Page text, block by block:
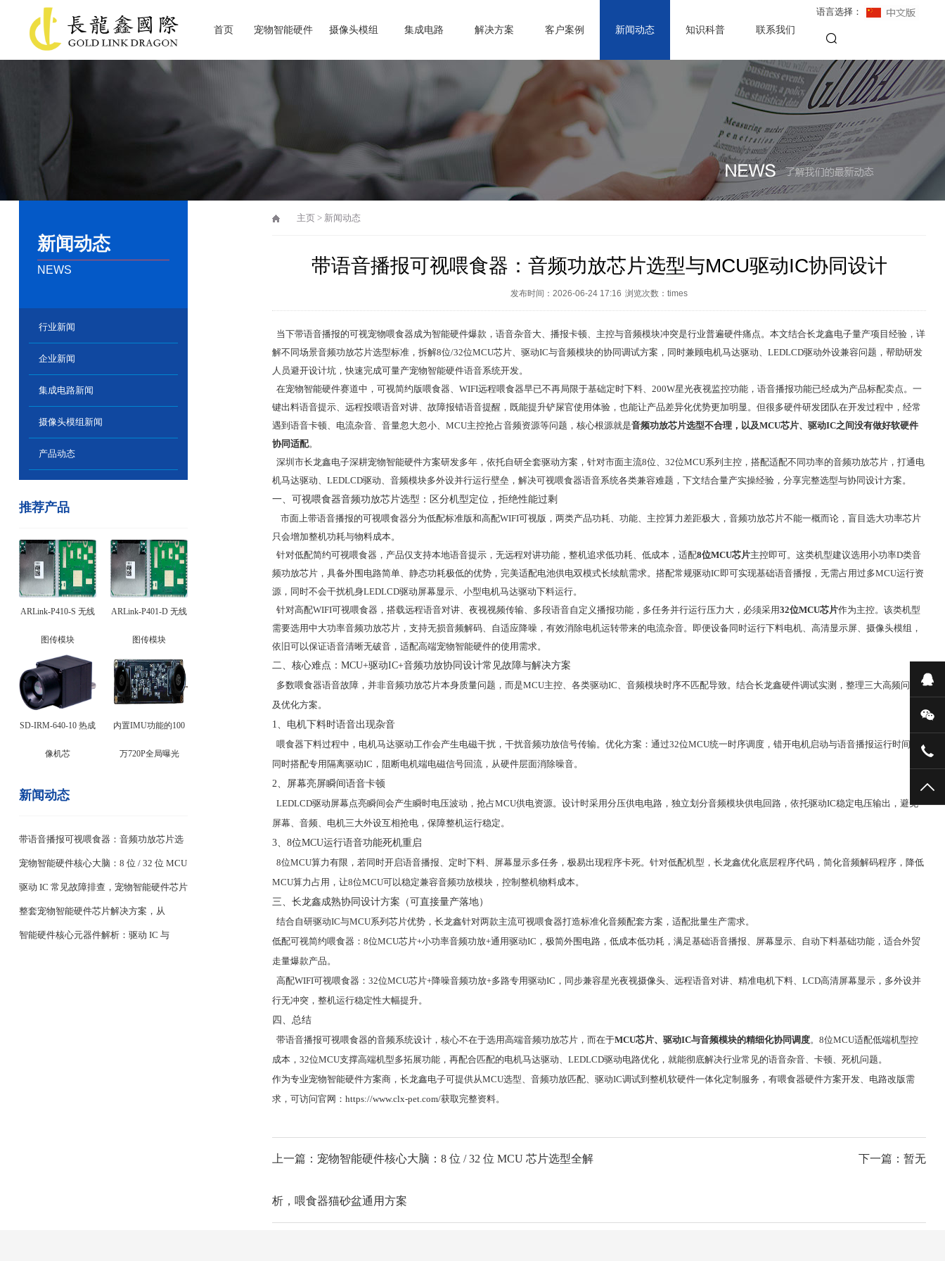
首页 宠物智能硬件 摄像头模组 集成电路 解决方案 客户案例 新闻动态 知识科普 联系我们
语言选择：
新闻动态
NEWS
行业新闻
企业新闻
集成电路新闻
摄像头模组新闻
产品动态
推荐产品
ARLink-P410-S 无线
图传模块
ARLink-P401-D 无线
图传模块
SD-IRM-640-10 热成
像机芯
内置IMU功能的100
万720P全局曝光
新闻动态
带语音播报可视喂食器：音频功放芯片选
型与MCU驱动IC协同设计
宠物智能硬件核心大脑：8 位 / 32 位 MCU
芯片选型全解析，喂食器猫砂盆通用方案
驱动 IC 常见故障排查，宠物智能硬件芯片
异常快速解决技巧
整套宠物智能硬件芯片解决方案，从
MCU 到各类驱动 IC 整合落地
智能硬件核心元器件解析：驱动 IC 与
主页 > 新闻动态
带语音播报可视喂食器：音频功放芯片选型与MCU驱动IC协同设计
发布时间：2026-06-24 17:16 浏览次数： times
当下带语音播报的可视宠物喂食器成为智能硬件爆款，语音杂音大、播报卡顿、主控与音频模块冲突是行业普遍硬件痛点。本文结合长龙鑫电子量产项目经验，详
解不同场景音频功放芯片选型标准，拆解8位/32位MCU芯片、驱动IC与音频模块的协同调试方案，同时兼顾电机马达驱动、LEDLCD驱动外设兼容问题，帮助研发
人员避开设计坑，快速完成可量产宠物智能硬件语音系统开发。
在宠物智能硬件赛道中，可视简约版喂食器、WIFI远程喂食器早已不再局限于基础定时下料、200W星光夜视监控功能，语音播报功能已经成为产品标配卖点。一
键出料语音提示、远程投喂语音对讲、故障报错语音提醒，既能提升铲屎官使用体验，也能让产品差异化优势更加明显。但很多硬件研发团队在开发过程中，经常
遇到语音卡顿、电流杂音、音量忽大忽小、MCU主控抢占音频资源等问题，核心根源就是音频功放芯片选型不合理，以及MCU芯片、驱动IC之间没有做好软硬件
协同适配。
深圳市长龙鑫电子深耕宠物智能硬件方案研发多年，依托自研全套驱动方案，针对市面主流8位、32位MCU系列主控，搭配适配不同功率的音频功放芯片，打通电
机马达驱动、LEDLCD驱动、音频模块多外设并行运行壁垒，解决可视喂食器语音系统各类兼容难题，下文结合量产实操经验，分享完整选型与协同设计方案。
一、可视喂食器音频功放芯片选型：区分机型定位，拒绝性能过剩
市面上带语音播报的可视喂食器分为低配标准版和高配WIFI可视版，两类产品功耗、功能、主控算力差距极大，音频功放芯片不能一概而论，盲目选大功率芯片
只会增加整机功耗与物料成本。
针对低配简约可视喂食器，产品仅支持本地语音提示，无远程对讲功能，整机追求低功耗、低成本，适配8位MCU芯片主控即可。这类机型建议选用小功率D类音
频功放芯片，具备外围电路简单、静态功耗极低的优势，完美适配电池供电双模式长续航需求。搭配常规驱动IC即可实现基础语音播报，无需占用过多MCU运行资
源，同时不会干扰机身LEDLCD驱动屏幕显示、小型电机马达驱动下料运行。
针对高配WIFI可视喂食器，搭载远程语音对讲、夜视视频传输、多段语音自定义播报功能，多任务并行运行压力大，必须采用32位MCU芯片作为主控。该类机型
需要选用中大功率音频功放芯片，支持无损音频解码、自适应降噪，有效消除电机运转带来的电流杂音。即便设备同时运行下料电机、高清显示屏、摄像头模组，
依旧可以保证语音清晰无破音，适配高端宠物智能硬件的使用需求。
二、核心难点：MCU+驱动IC+音频功放协同设计常见故障与解决方案
多数喂食器语音故障，并非音频功放芯片本身质量问题，而是MCU主控、各类驱动IC、音频模块时序不匹配导致。结合长龙鑫硬件调试实测，整理三大高频问题
及优化方案。
1、电机下料时语音出现杂音
喂食器下料过程中，电机马达驱动工作会产生电磁干扰，干扰音频功放信号传输。优化方案：通过32位MCU统一时序调度，错开电机启动与语音播报运行时间；
同时搭配专用隔离驱动IC，阻断电机端电磁信号回流，从硬件层面消除噪音。
2、屏幕亮屏瞬间语音卡顿
LEDLCD驱动屏幕点亮瞬间会产生瞬时电压波动，抢占MCU供电资源。设计时采用分压供电电路，独立划分音频模块供电回路，依托驱动IC稳定电压输出，避免
屏幕、音频、电机三大外设互相抢电，保障整机运行稳定。
3、8位MCU运行语音功能死机重启
8位MCU算力有限，若同时开启语音播报、定时下料、屏幕显示多任务，极易出现程序卡死。针对低配机型，长龙鑫优化底层程序代码，简化音频解码程序，降低
MCU算力占用，让8位MCU可以稳定兼容音频功放模块，控制整机物料成本。
三、长龙鑫成熟协同设计方案（可直接量产落地）
结合自研驱动IC与MCU系列芯片优势，长龙鑫针对两款主流可视喂食器打造标准化音频配套方案，适配批量生产需求。
低配可视简约喂食器：8位MCU芯片+小功率音频功放+通用驱动IC，极简外围电路，低成本低功耗，满足基础语音播报、屏幕显示、自动下料基础功能，适合外贸
走量爆款产品。
高配WIFI可视喂食器：32位MCU芯片+降噪音频功放+多路专用驱动IC，同步兼容星光夜视摄像头、远程语音对讲、精准电机下料、LCD高清屏幕显示，多外设并
行无冲突，整机运行稳定性大幅提升。
四、总结
带语音播报可视喂食器的音频系统设计，核心不在于选用高端音频功放芯片，而在于MCU芯片、驱动IC与音频模块的精细化协同调度。8位MCU适配低端机型控
成本，32位MCU支撑高端机型多拓展功能，再配合匹配的电机马达驱动、LEDLCD驱动电路优化，就能彻底解决行业常见的语音杂音、卡顿、死机问题。
作为专业宠物智能硬件方案商，长龙鑫电子可提供从MCU选型、音频功放匹配、驱动IC调试到整机软硬件一体化定制服务，有喂食器硬件方案开发、电路改版需
求，可访问官网：https://www.clx-pet.com/获取完整资料。
上一篇：宠物智能硬件核心大脑：8 位 / 32 位 MCU 芯片选型全解
析，喂食器猫砂盆通用方案
下一篇：暂无
在
微